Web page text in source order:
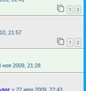
1 2
21:57
1 2
ноя 2009, 21:28
« 22 июн 2009, 22:43